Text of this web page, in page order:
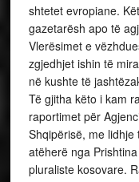
shtetet evropiane.
gazetarësh apo të
Vlerësimet e
zgjedhjet ishin të
në kushte të
Të gjitha këto i kam
raportimet për
Shqipërisë, me
atëherë nga
pluraliste kosovare.